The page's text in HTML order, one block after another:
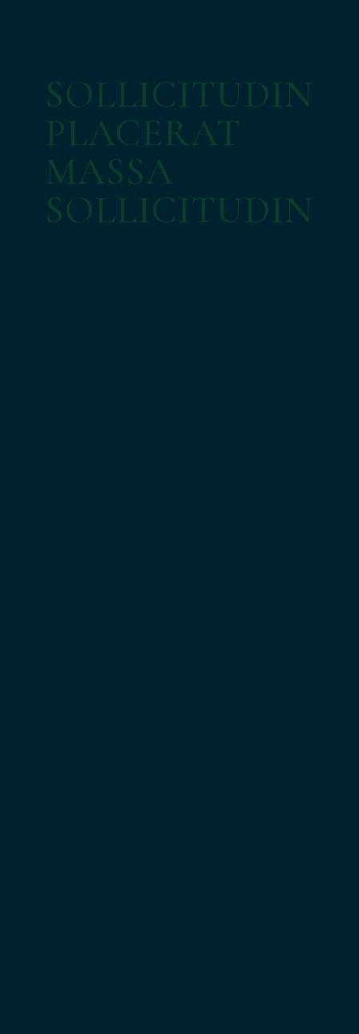
SOLLICITUDIN
PLACERAT
MASSA
SOLLICITUDIN